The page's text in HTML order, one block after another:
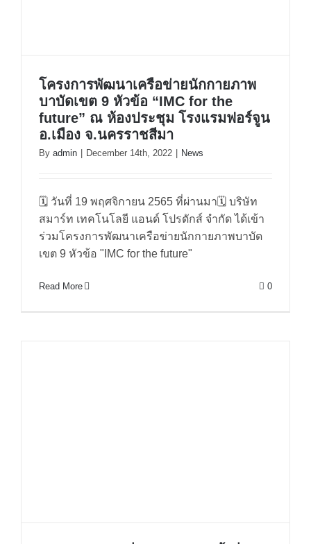
บาบัดเขต 9 หัวข้อ “IMC for the
future” ณ ห้องประชุม โรงแรม
ฟอร์จูน อ.เมือง จ.นครราชสีมา
โครงการพัฒนาเครือข่ายนักกายภาพ
บาบัดเขต 9 หัวข้อ “IMC for the
future” ณ ห้องประชุม โรงแรมฟอร์จูน
อ.เมือง จ.นครราชสีมา
By admin December 14th, 2022 News
🗓 วันที่ 19 พฤศจิกายน 2565 ที่ผ่านมา🗓 บริษัท
สมาร์ท เทคโนโลยี แอนด์ โปรดักส์ จำกัด ได้เข้า
ร่วมโครงการพัฒนาเครือข่ายนักกายภาพบาบัด
เขต 9 หัวข้อ "IMC for the future"
Read More 0